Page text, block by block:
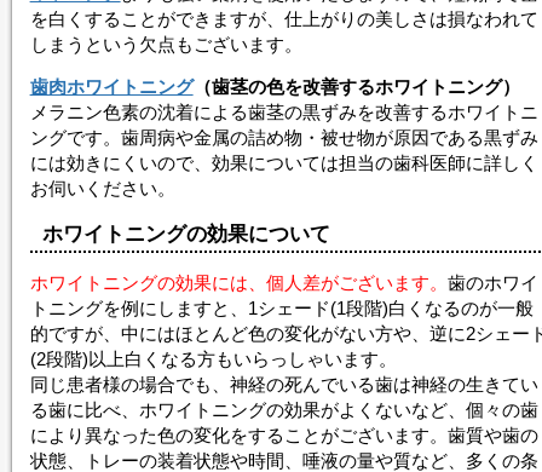
を白くすることができますが、仕上がりの美しさは損なわれて
しまうという欠点もございます。
歯肉ホワイトニング（歯茎の色を改善するホワイトニング）
メラニン色素の沈着による歯茎の黒ずみを改善するホワイトニ
ングです。歯周病や金属の詰め物・被せ物が原因である黒ずみ
には効きにくいので、効果については担当の歯科医師に詳しく
お伺いください。
ホワイトニングの効果について
ホワイトニングの効果には、個人差がございます。 歯のホワイ
トニングを例にしますと、1シェード(1段階)白くなるのが一般
的ですが、中にはほとんど色の変化がない方や、逆に2シェー
(2段階)以上白くなる方もいらっしゃいます。
同じ患者様の場合でも、神経の死んでいる歯は神経の生きてい
る歯に比べ、 ホワイトニングの効果がよくないなど、個々の歯
により異なった色の変化をすることがございます。歯質や歯の
状態、トレーの装着状態や時間、唾液の量や質など、多くの条